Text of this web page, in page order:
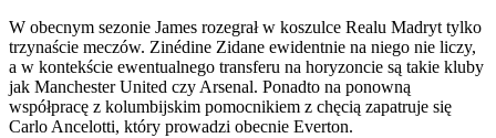
W obecnym sezonie James rozegrał w koszulce Realu Madryt tylko
trzynaście meczów. Zinédine Zidane ewidentnie na niego nie liczy,
a w kontekście ewentualnego transferu na horyzoncie są takie kluby
jak Manchester United czy Arsenal. Ponadto na ponowną
współpracę z kolumbijskim pomocnikiem z chęcią zapatruje się
Carlo Ancelotti, który prowadzi obecnie Everton.